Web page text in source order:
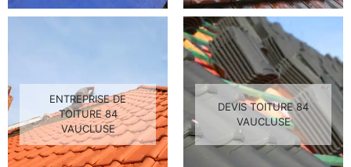
ENTREPRISE DE
TOITURE 84
VAUCLUSE
DEVIS TOITURE 84
VAUCLUSE